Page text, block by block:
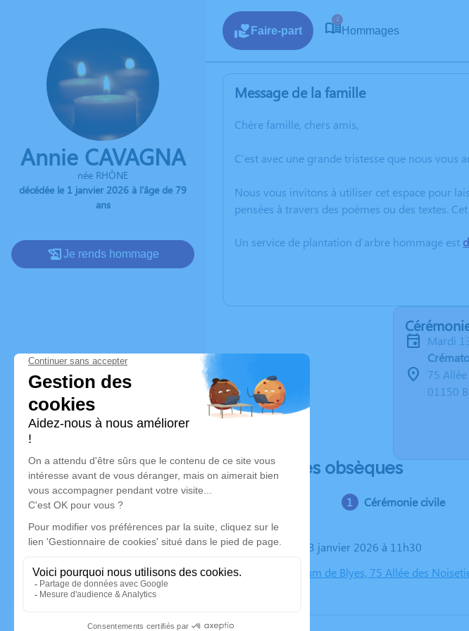
Annie CAVAGNA
née RHÔNE
décédée le 1 janvier 2026 à l'âge de 79
ans
Je rends hommage
Faire-part
3
Hommages
Message de la famille
Chère famille, chers amis,
C’est avec une grande tristesse que nous vous
Nous vous invitons à utiliser cet espace pour
pensées à travers des poèmes ou des textes.
Un service de plantation d’arbre hommage est
mardi
75
01150
Déroulé des obsèques
Cérémonie civile
Le mardi 13 janvier 2026 à 11h30
Crématorium de Blyes, 75 Allée des